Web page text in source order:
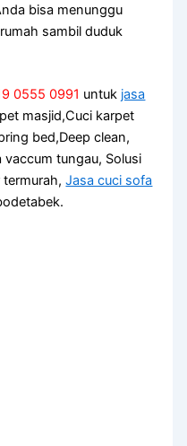
bіѕа menunggu
ѕаmbіl duduk
0555 0991 untuk jasa
masjid,Cuci karpet
bed,Deep clean,
tungau, Solusi
termurah,Jasa cuci sofa